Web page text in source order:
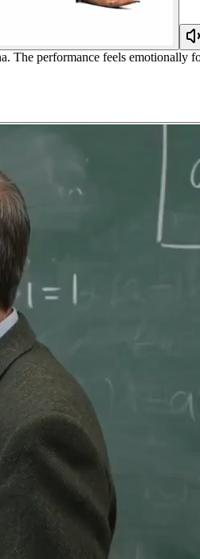
The performance feels emotionally